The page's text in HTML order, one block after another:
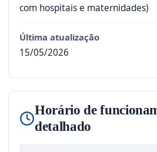
com hospitais e maternidades)
Última atualização
15/05/2026
Horário de
detalhado